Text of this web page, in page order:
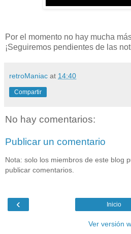
Por el momento no hay mucha
¡Seguiremos pendientes de las
retroManiac at 14:40
Compartir
No hay comentarios:
Publicar un comentario
Nota: solo los miembros de este blog
publicar comentarios.
‹ Inicio
Ver versión